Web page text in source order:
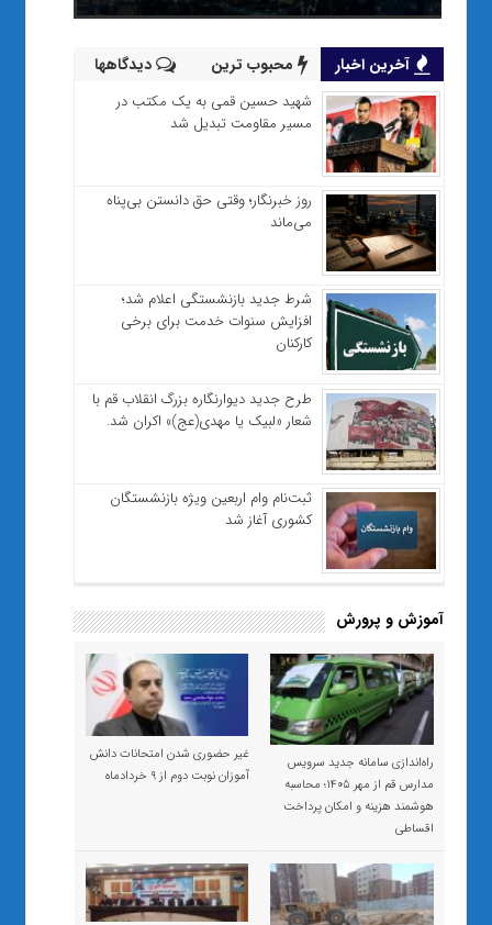
آخرین اخبار محبوب ترین دیدگاهها
شهید حسین قمی به یک مکتب در
مسیر مقاومت تبدیل شد
روز خبرنگار؛ وقتی حق دانستن بی‌پناه
می‌ماند
شرط جدید بازنشستگی اعلام شد؛
افزایش سنوات خدمت برای برخی
کارکنان
طرح جدید دیوارنگاره بزرگ انقلاب قم با
شعار «لبیک یا مهدی(عج)» اکران شد.
ثبت‌نام وام اربعین ویژه بازنشستگان
کشوری آغاز شد
آموزش و پرورش
راه‌اندازی سامانه جدید سرویس
مدارس قم از مهر ۱۴۰۵؛ محاسبه
هوشمند هزینه و امکان پرداخت
اقساطی
غیر حضوری شدن امتحانات دانش
آموزان نوبت دوم از ۹ خردادماه